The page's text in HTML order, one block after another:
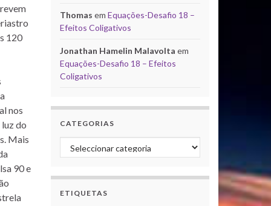
120
nos
do
Mais
90 e
Thomas em Equações-Desafio 18 –
Efeitos Coligativos
Jonathan Hamelin Malavolta em
Equações-Desafio 18 – Efeitos
Coligativos
CATEGORIAS
Categorias
ETIQUETAS